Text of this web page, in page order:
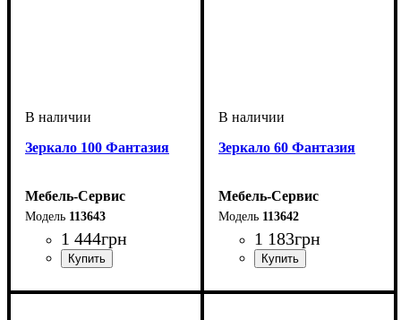
Зеркало 100 Фантазия
Мебель-Сервис
113643
1 444грн
Зеркало 60 Фантазия
Мебель-Сервис
113642
1 183грн